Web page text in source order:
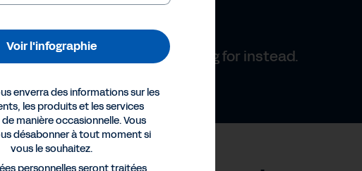
Voir l'infographie
enverra des informations sur les
les produits et les services
manière occasionnelle. Vous
désabonner à tout moment si
vous le souhaitez.